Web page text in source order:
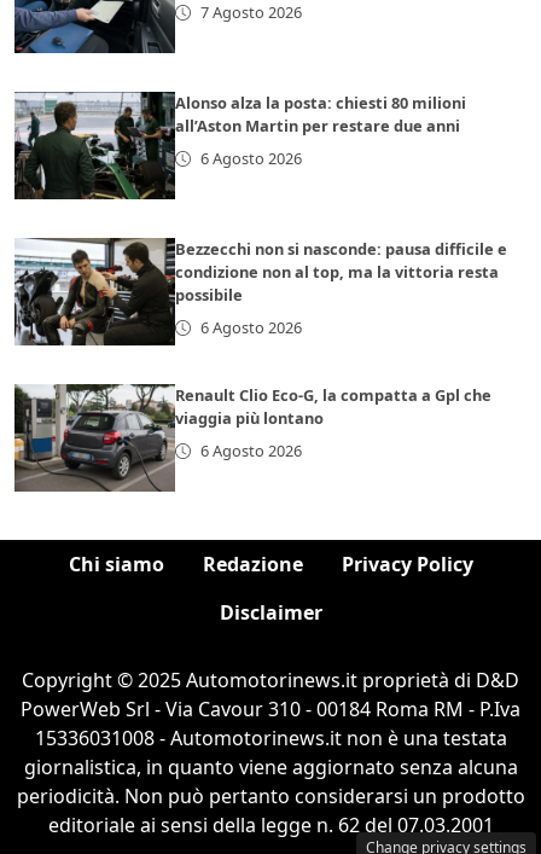
7 Agosto 2026
Alonso alza la posta: chiesti 80 milioni
all’Aston Martin per restare due anni
6 Agosto 2026
Bezzecchi non si nasconde: pausa difficile e
condizione non al top, ma la vittoria resta
possibile
6 Agosto 2026
Renault Clio Eco-G, la compatta a Gpl che
viaggia più lontano
6 Agosto 2026
Chi siamo Redazione
Privacy Policy
Disclaimer
Copyright © 2025 Automotorinews.it proprietà di D&D
PowerWeb Srl - Via Cavour 310 - 00184 Roma RM - P.Iva
15336031008 - Automotorinews.it non è una testata
giornalistica, in quanto viene aggiornato senza alcuna
periodicità. Non può pertanto considerarsi un prodotto
editoriale ai sensi della legge n. 62 del 07.03.2001
Change privacy settings